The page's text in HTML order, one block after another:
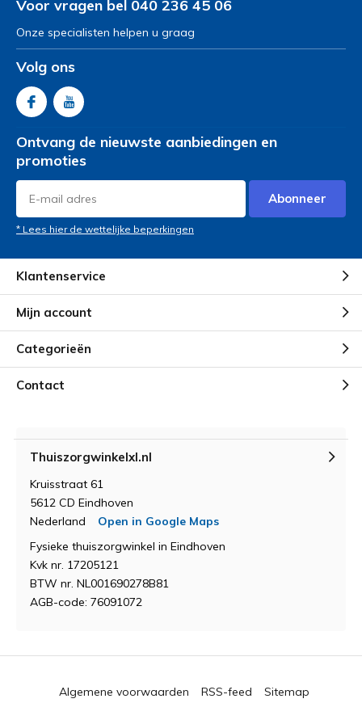
Doorjp.Stoop- 13-01-2026 13:25
Mooi produkt, goede prijs/kwaliteit verhouding, erg blij
mee.
Voor vragen bel 040 236 45 06
Onze specialisten helpen u graag
Volg ons
Ontvang de nieuwste aanbiedingen en
promoties
Abonneer
* Lees hier de wettelijke beperkingen
Klantenservice
Mijn account
Categorieën
Contact
Thuiszorgwinkelxl.nl
Kruisstraat 61
5612 CD Eindhoven
Nederland
Open in Google Maps
Fysieke thuiszorgwinkel in Eindhoven
Kvk nr. 17205121
BTW nr. NL001690278B81
AGB-code: 76091072
Algemene voorwaarden RSS-feed Sitemap